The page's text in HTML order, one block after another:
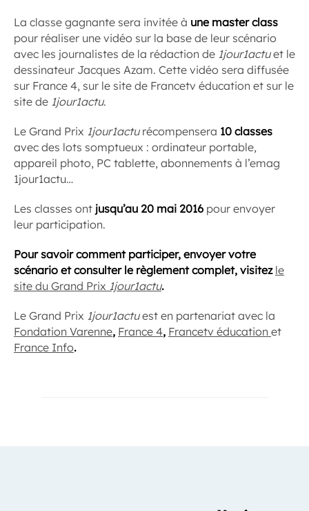
La classe gagnante sera invitée à une master class
pour réaliser une vidéo sur la base de leur scénario
avec les journalistes de la rédaction de 1jour1actuet le
dessinateur Jacques Azam. Cette vidéo sera diffusée
sur France 4, sur le site de Francetv éducation et sur le
site de 1jour1actu.
Le Grand Prix 1jour1acturécompensera 10 classes
avec des lots somptueux : ordinateur portable,
appareil photo, PC tablette, abonnements à l’emag
1jour1actu…
Les classes ont jusqu’au 20 mai 2016 pour envoyer
leur participation.
Pour savoir comment participer, envoyer votre
scénario et consulter le règlement complet, visitez le
site du Grand Prix 1jour1actu.
Le Grand Prix 1jour1actuest en partenariat avec la
Fondation Varenne, France 4, Francetv éducation et
France Info.